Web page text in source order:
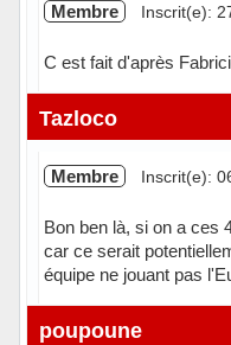
Membre Inscrit(e):
C est fait d'après
Hors ligne
Tazloco
Membre Inscrit(e):
Bon ben là, si on a ces
car ce serait
équipe ne jouant pas
Hors ligne
poupoune